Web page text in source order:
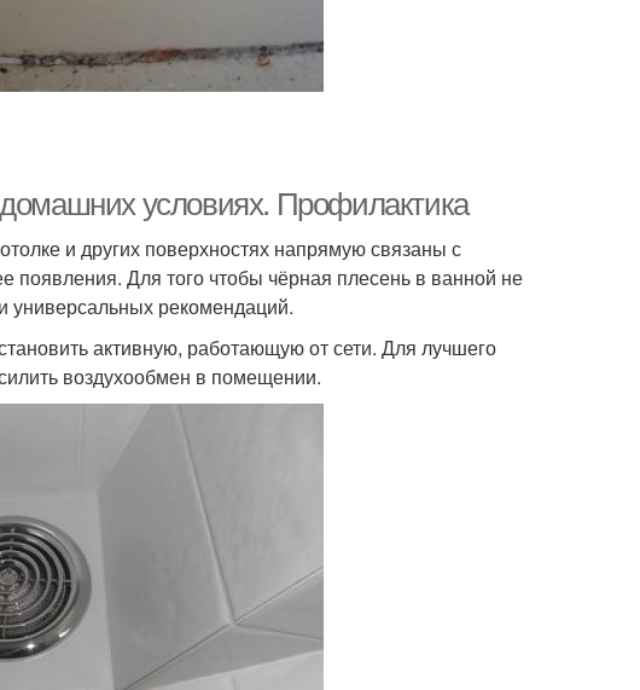
условиях. Профилактика
и других поверхностях напрямую связаны с
Для того чтобы чёрная плесень в ванной не
универсальных рекомендаций.
активную, работающую от сети. Для лучшего
воздухообмен в помещении.